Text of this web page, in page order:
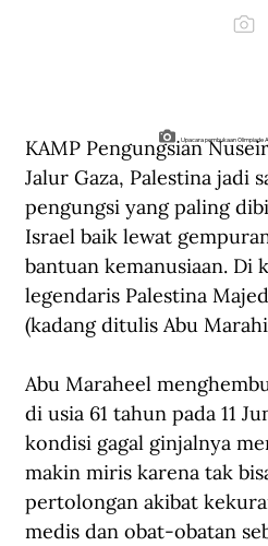
Upacara pembukaan Olimpiade
KAMP Pengungsian
Jalur Gaza, Palestina jadi
pengungsi yang paling
Israel baik lewat
bantuan kemanusiaan. Di
legendaris Palestina
(kadang ditulis Abu
Abu Maraheel
di usia 61 tahun pada 11
kondisi gagal ginjalnya
makin miris karena tak
pertolongan akibat
medis dan obat-obatan